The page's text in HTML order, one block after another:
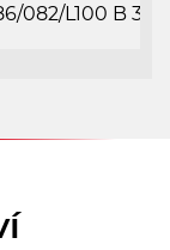
082/L100 B 3K#